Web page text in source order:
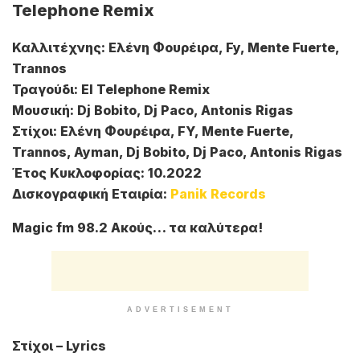
Telephone Remix
Καλλιτέχνης: Ελένη Φουρέιρα, Fy, Mente Fuerte,
Trannos
Τραγούδι: El Telephone Remix
Μουσική: Dj Bobito, Dj Paco, Antonis Rigas
Στίχοι: Ελένη Φουρέιρα, FY, Mente Fuerte,
Trannos, Ayman, Dj Bobito, Dj Paco, Antonis Rigas
Έτος Κυκλοφορίας: 10.2022
Δισκογραφική Εταιρία: Panik Records
Magic fm 98.2 Ακούς… τα καλύτερα!
ADVERTISEMENT
Στίχοι – Lyrics